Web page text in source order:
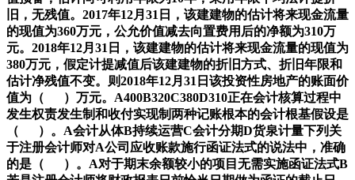
旧，无残值。2017年12月31日，该建建物的估计将来现金流量
的现值为360万元，公允价值减去向置费用后的净额为310万
元。2018年12月31日，该建建物的估计将来现金流量的现值为
380万元，假定计提减值后该建建物的折旧方式、折旧年限和
估计净残值不变。则2018年12月31日该投资性房地产的账面价
值为（ ）万元。A400B320C380D310正在会计核算过程中
发生权责发生制和收付实现制两种记账根本的会计根基假设是
（ ）。A会计从体B持续运营C会计分期D货泉计量下列关
于注册会计师对A公司应收账款施行函证法式的说法中，准确
的是（ ）。A对于期末余额较小的项目无需实施函证法式B